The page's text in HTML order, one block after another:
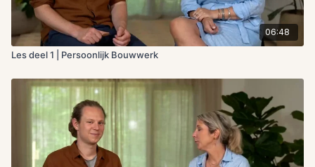
06:48
Les deel 1 | Persoonlijk Bouwwerk